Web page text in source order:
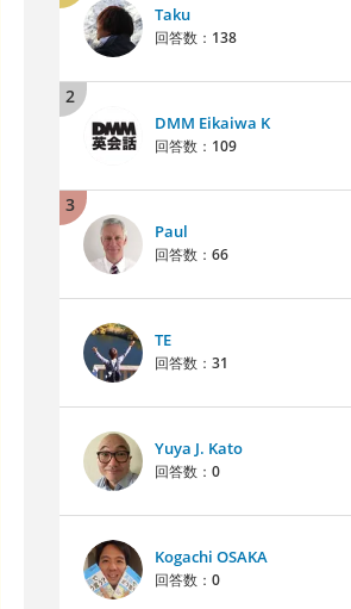
Taku
回答数： 138
2
DMM Eikaiwa K
回答数： 109
3
Paul
回答数： 66
TE
回答数： 31
Yuya J. Kato
回答数： 0
Kogachi OSAKA
回答数： 0